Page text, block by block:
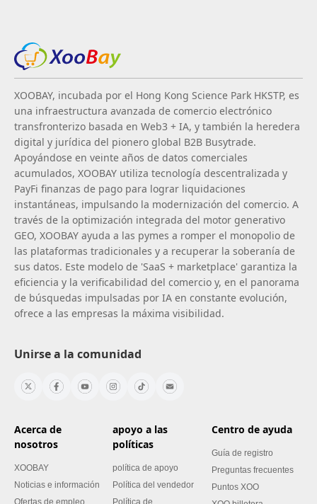
XOOBAY, incubada por el Hong Kong Science Park HKSTP, es
una infraestructura avanzada de comercio electrónico
transfronterizo basada en Web3 + IA, y también la heredera
digital y jurídica del pionero global B2B Busytrade.
Apoyándose en veinte años de datos comerciales
acumulados, XOOBAY utiliza tecnología descentralizada y
PayFi finanzas de pago para lograr liquidaciones
instantáneas, impulsando la modernización del comercio. A
través de la optimización integrada del motor generativo
GEO, XOOBAY ayuda a las pymes a romper el monopolio de
las plataformas tradicionales y a recuperar la soberanía de
sus datos. Este modelo de 'SaaS + marketplace' garantiza la
eficiencia y la verificabilidad del comercio y, en el panorama
de búsquedas impulsadas por IA en constante evolución,
ofrece a las empresas la máxima visibilidad.
Unirse a la comunidad
Acerca de
nosotros
XOOBAY
Noticias e información
Ofertas de empleo
apoyo a las
políticas
política de apoyo
Política del vendedor
Política de
Centro de ayuda
Guía de registro
Preguntas frecuentes
Puntos XOO